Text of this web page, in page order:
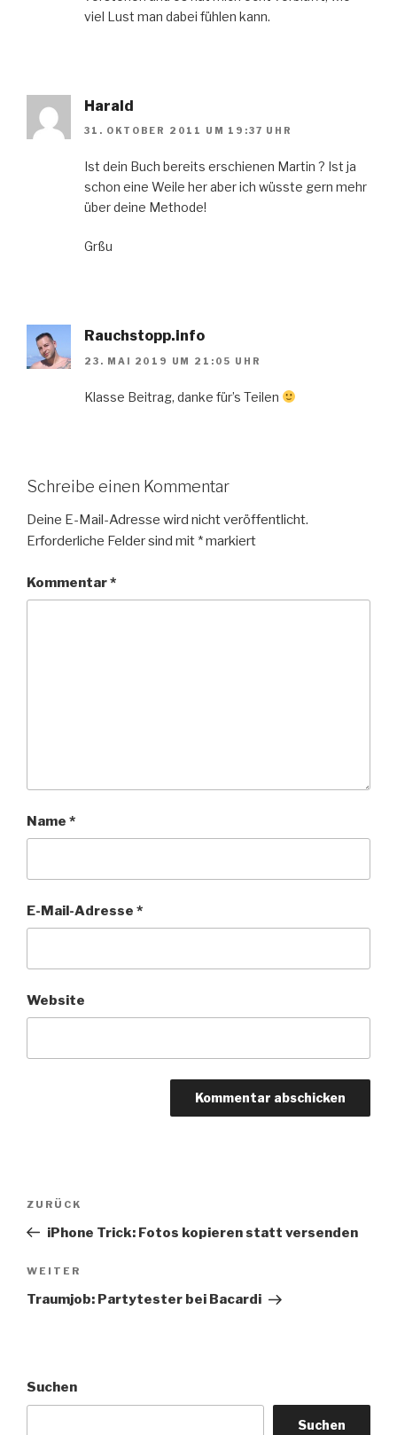
viel Lust man dabei fühlen kann.
Harald
31. OKTOBER 2011 UM 19:37 UHR
Ist dein Buch bereits erschienen Martin ? Ist ja
schon eine Weile her aber ich wüsste gern mehr
über deine Methode!
Grßu
Rauchstopp.info
23. MAI 2019 UM 21:05 UHR
Klasse Beitrag, danke für’s Teilen
Schreibe einen Kommentar
Deine E-Mail-Adresse wird nicht veröffentlicht.
Erforderliche Felder sind mit *markiert
Kommentar*
Name *
E-Mail-Adresse *
Website
Beitragsnavigation
Vorheriger
Beitrag
ZURÜCK
iPhone Trick: Fotos kopieren statt versenden
Nächster
Beitrag
WEITER
Traumjob: Partytester bei Bacardi
Suchen
Suchen